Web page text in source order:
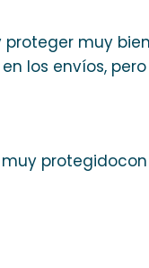
muy
los envíos,